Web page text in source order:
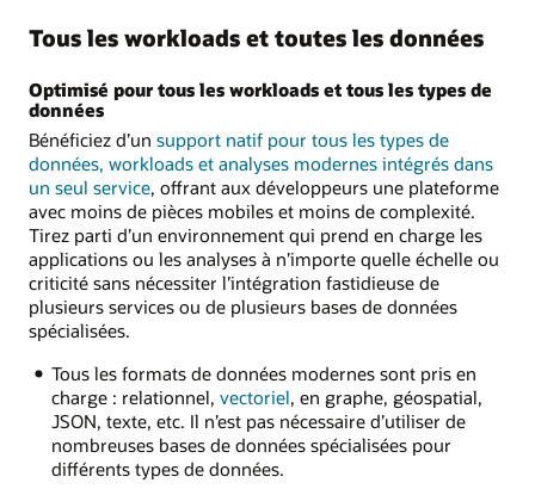
Tous les workloads et toutes les données
Optimisé pour tous les workloads et tous les types de
données
Bénéficiez d’un support natif pour tous les types de
données, workloads et analyses modernes intégrés dans
un seul service, offrant aux développeurs une plateforme
avec moins de pièces mobiles et moins de complexité.
Tirez parti d’un environnement qui prend en charge les
applications ou les analyses à n’importe quelle échelle ou
criticité sans nécessiter l’intégration fastidieuse de
plusieurs services ou de plusieurs bases de données
spécialisées.
Tous les formats de données modernes sont pris en
charge : relationnel, vectoriel, en graphe, géospatial,
JSON, texte, etc. Il n’est pas nécessaire d’utiliser de
nombreuses bases de données spécialisées pour
différents types de données.